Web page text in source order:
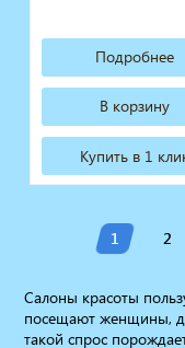
Подробнее
В корзину
Купить в 1
1 2
Салоны красоты
посещают женщины,
такой спрос